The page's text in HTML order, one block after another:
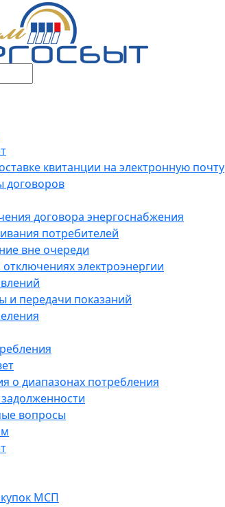
квитанции на электронную почту
договоров
договора энергоснабжения
потребителей
вне очереди
электроэнергии
и передачи показаний
о диапазонах потребления
вопросы
МСП